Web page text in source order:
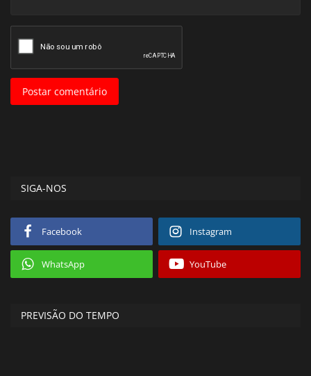
Postar comentário
SIGA-NOS
Facebook Instagram
WhatsApp YouTube
PREVISÃO DO TEMPO